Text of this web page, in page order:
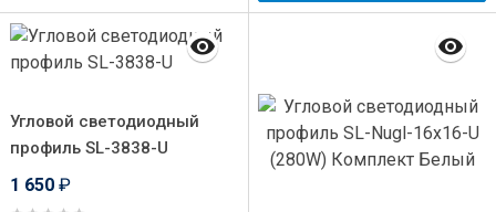
Угловой светодиодный
профиль SL-3838-U
1 650 ₽